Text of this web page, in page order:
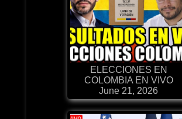
ELECCIONES EN
COLOMBIA EN VIVO
June 21, 2026